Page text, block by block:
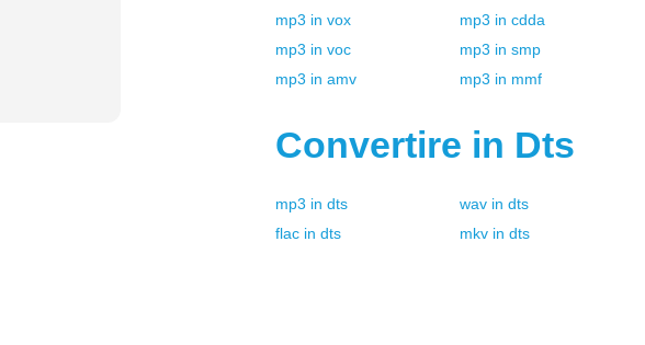
mp3 in vox mp3 in cdda
mp3 in voc mp3 in smp
mp3 in amv mp3 in mmf
Convertire in Dts
mp3 in dts wav in dts
flac in dts mkv in dts